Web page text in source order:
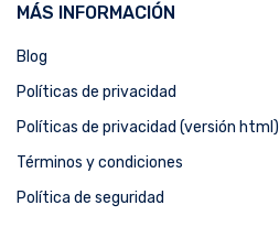
MÁS INFORMACIÓN
Blog
Políticas de privacidad
Políticas de privacidad (versión html)
Términos y condiciones
Política de seguridad